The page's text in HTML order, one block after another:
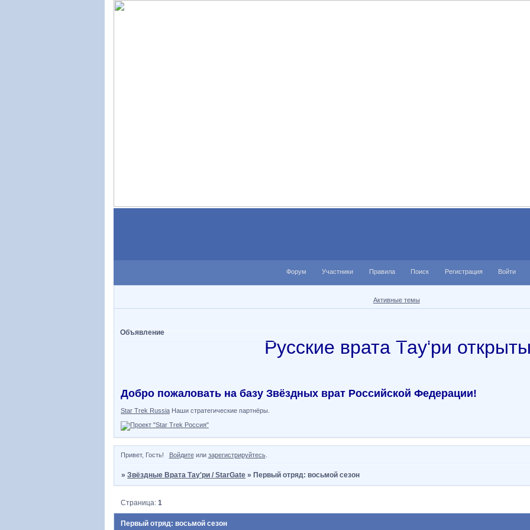
Форум Участники Правила Поиск Регистрация Войти
Активные темы
Объявление
Русские врата Тау'ри
Добро пожаловать на базу Звёздных врат Российской Федерации!
Star Trek Russia Наши стратегические партнёры.
Привет, Гость! Войдитеили зарегистрируйтесь.
»Звёздные Врата Тау'ри / StarGate » Первый отряд: восьмой сезон
Первый отряд: восьмой сезон
Страница:1